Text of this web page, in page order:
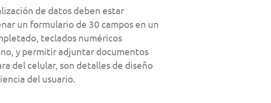
de datos deben estar
un formulario de 30 campos en un
teclados numéricos
y permitir adjuntar documentos
del celular, son detalles de diseño
del usuario.